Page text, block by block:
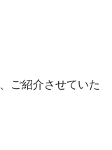
ご紹介させていた